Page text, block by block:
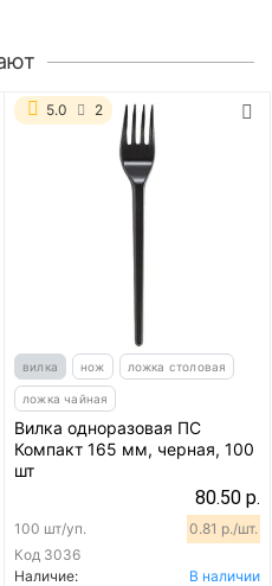
5.0 2
вилка нож ложка столовая
ложка чайная
Вилка одноразовая ПС
Компакт 165 мм, черная, 100
шт
80.50 р.
Код 3036
100 шт/уп. 0.81 р./шт.
Наличие:
В наличии